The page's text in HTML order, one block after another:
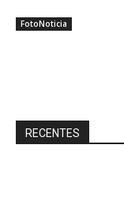
FotoNoticia
RECENTES